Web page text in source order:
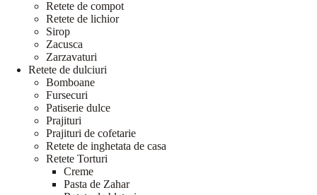
Retete de compot
Retete de lichior
Sirop
Zacusca
Zarzavaturi
Retete de dulciuri
Bomboane
Fursecuri
Patiserie dulce
Prajituri
Prajituri de cofetarie
Retete de inghetata de casa
Retete Torturi
Creme
Pasta de Zahar